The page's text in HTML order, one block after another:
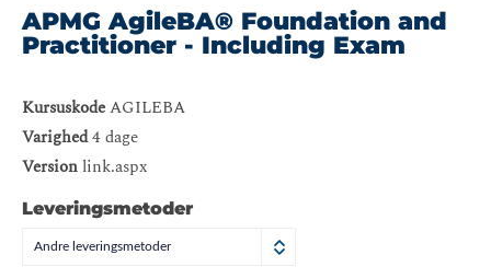
APMG AgileBA® Foundation and
Practitioner - Including Exam
KursuskodeAGILEBA
Varighed4 dage
Version link.aspx
Leveringsmetoder
Andre leveringsmetoder